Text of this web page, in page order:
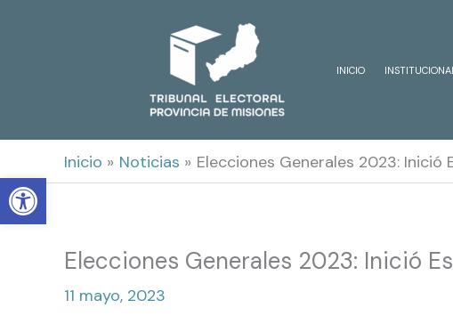
Open toolbar
INICIO INSTITUCIONAL
Inicio Noticias Elecciones Generales 2023: Inició
Elecciones Generales 2023: Inició
11 mayo, 2023